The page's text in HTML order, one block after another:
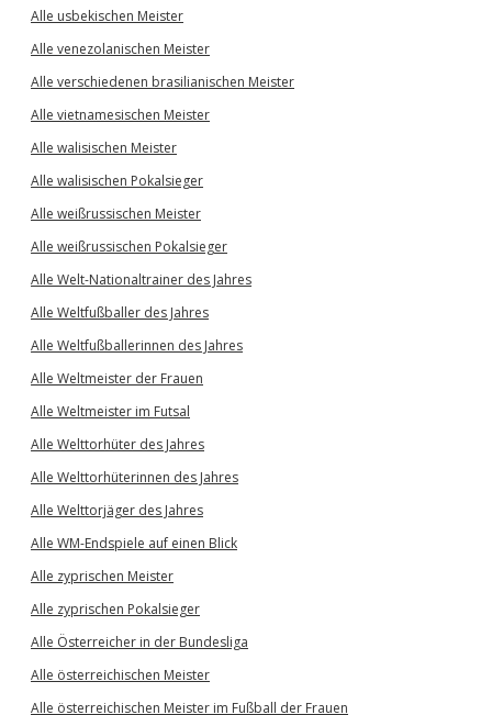
Alle usbekischen Meister
Alle venezolanischen Meister
Alle verschiedenen brasilianischen Meister
Alle vietnamesischen Meister
Alle walisischen Meister
Alle walisischen Pokalsieger
Alle weißrussischen Meister
Alle weißrussischen Pokalsieger
Alle Welt-Nationaltrainer des Jahres
Alle Weltfußballer des Jahres
Alle Weltfußballerinnen des Jahres
Alle Weltmeister der Frauen
Alle Weltmeister im Futsal
Alle Welttorhüter des Jahres
Alle Welttorhüterinnen des Jahres
Alle Welttorjäger des Jahres
Alle WM-Endspiele auf einen Blick
Alle zyprischen Meister
Alle zyprischen Pokalsieger
Alle Österreicher in der Bundesliga
Alle österreichischen Meister
Alle österreichischen Meister im Fußball der Frauen